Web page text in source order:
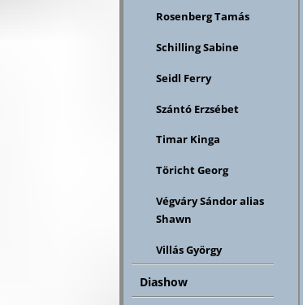
Rosenberg Tamás
Schilling Sabine
Seidl Ferry
Szántó Erzsébet
Timar Kinga
Töricht Georg
Végváry Sándor alias
Shawn
Villás György
Diashow